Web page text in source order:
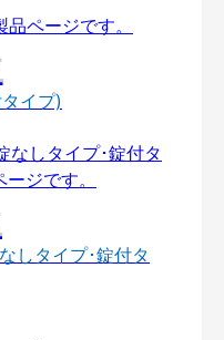
イプ)
しタイプ･錠付タ